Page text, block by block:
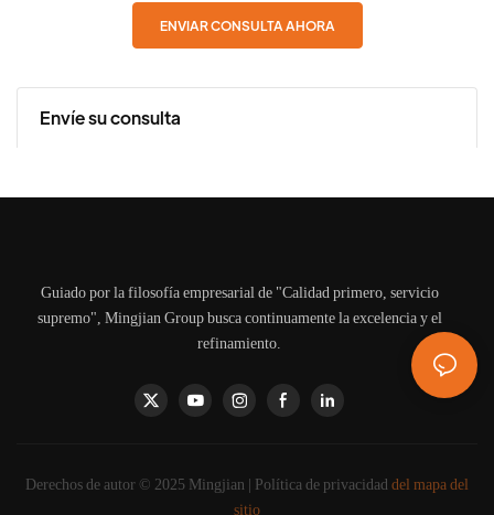
Envíe su consulta
ENVIAR CONSULTA AHORA
Guiado por la filosofía empresarial de "Calidad primero, servicio
supremo", Mingjian Group busca continuamente la excelencia y el
refinamiento.
Derechos de autor © 2025 Mingjian | Política de privacidad del mapa del
sitio